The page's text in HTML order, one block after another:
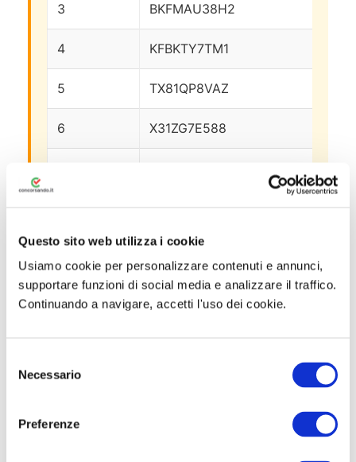
Questo sito web utilizza i cookie
Usiamo cookie per personalizzare contenuti e annunci,
supportare funzioni di social media e analizzare il traffico.
Continuando a navigare, accetti l'uso dei cookie.
Necessario
Preferenze
3 BKFMAU38H2
4 KFBKTY7TM1
5 TX81QP8VAZ
6 X31ZG7E588
📄 Scarica la Determina Graduatoria Finale –
Lettera D — 2 Coordinatori Tecnico-
Scientifici (art. 18, L. 68/99)
dichiarati vincitori i candidati collocatisi